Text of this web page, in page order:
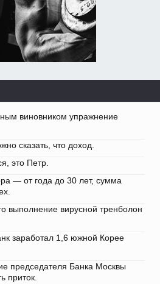
виновником упражнение
сказать, что доход.
это Петр.
— от года до 30 лет, сумма
выполнение вирусной тренболон
заработал 1,6 южной Корее
председателя Банка Москвы
приток.